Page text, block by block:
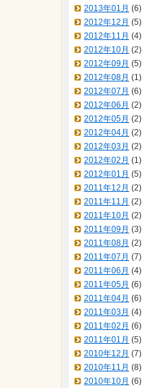
2013年01月 (6)
2012年12月 (5)
2012年11月 (4)
2012年10月 (2)
2012年09月 (5)
2012年08月 (1)
2012年07月 (6)
2012年06月 (2)
2012年05月 (2)
2012年04月 (2)
2012年03月 (2)
2012年02月 (1)
2012年01月 (5)
2011年12月 (2)
2011年11月 (2)
2011年10月 (2)
2011年09月 (3)
2011年08月 (2)
2011年07月 (7)
2011年06月 (4)
2011年05月 (6)
2011年04月 (6)
2011年03月 (4)
2011年02月 (6)
2011年01月 (5)
2010年12月 (7)
2010年11月 (8)
2010年10月 (6)